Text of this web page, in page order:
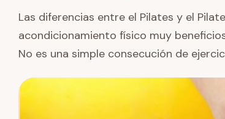
Las diferencias entre el Pilates y el
acondicionamiento físico muy
No es una simple consecución de